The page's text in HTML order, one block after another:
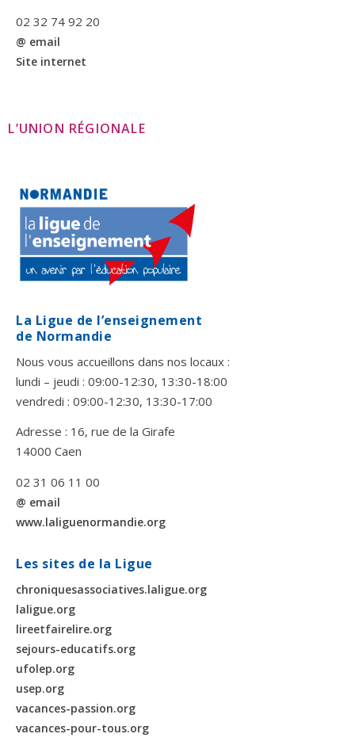
02 32 74 92 20
@ email
Site internet
L’UNION RÉGIONALE
La Ligue de l’enseignement
de Normandie
Nous vous accueillons dans nos locaux :
lundi – jeudi : 09:00-12:30, 13:30-18:00
vendredi : 09:00-12:30, 13:30-17:00
Adresse : 16, rue de la Girafe
14000 Caen
02 31 06 11 00
@ email
www.laliguenormandie.org
Les sites de la Ligue
chroniquesassociatives.laligue.org
laligue.org
lireetfairelire.org
sejours-educatifs.org
ufolep.org
usep.org
vacances-passion.org
vacances-pour-tous.org